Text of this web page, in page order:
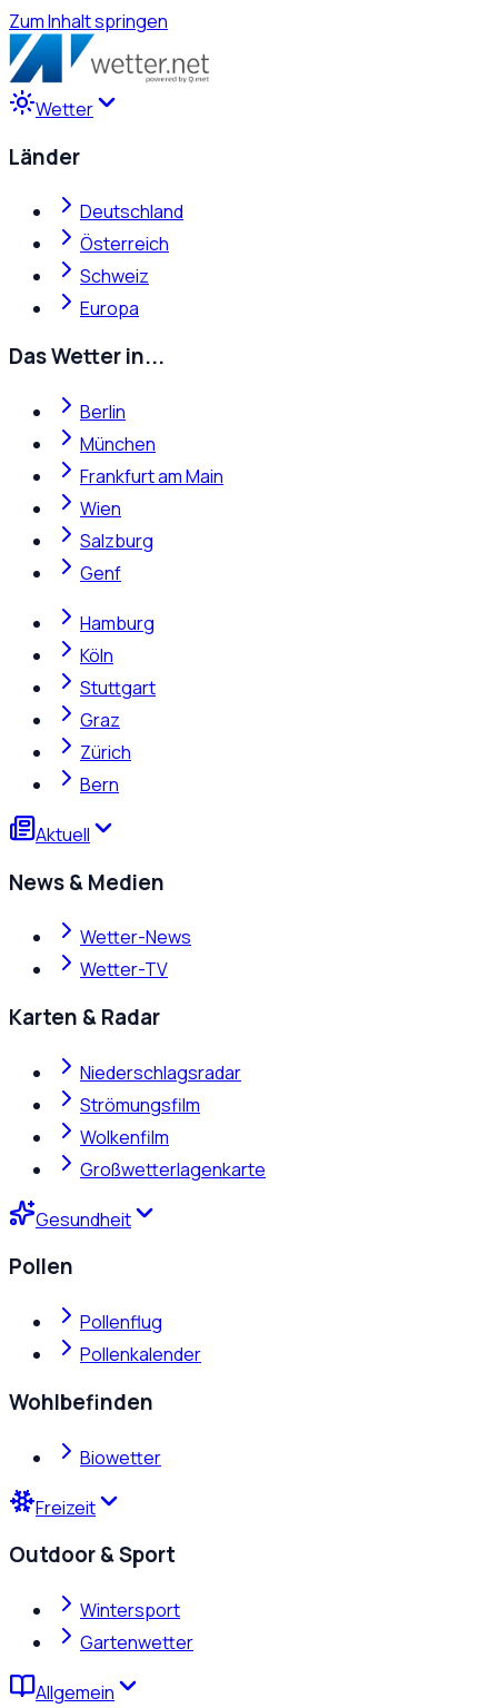
Zum Inhalt springen
Wetter
Länder
Deutschland
Österreich
Schweiz
Europa
Das Wetter in...
Berlin
München
Frankfurt am Main
Wien
Salzburg
Genf
Hamburg
Köln
Stuttgart
Graz
Zürich
Bern
Aktuell
News & Medien
Wetter-News
Wetter-TV
Karten & Radar
Niederschlagsradar
Strömungsfilm
Wolkenfilm
Großwetterlagenkarte
Gesundheit
Pollen
Pollenflug
Pollenkalender
Wohlbefinden
Biowetter
Freizeit
Outdoor & Sport
Wintersport
Gartenwetter
Allgemein